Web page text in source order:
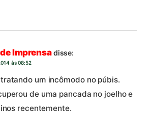
Imprensadisse:
às 08:52
um incômodo no púbis.
de uma pancada no joelho e
recentemente.